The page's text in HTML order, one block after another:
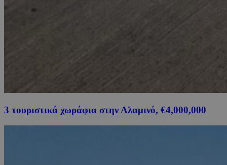
3 τουριστικά χωράφια στην Αλαμινό, €4,000,000